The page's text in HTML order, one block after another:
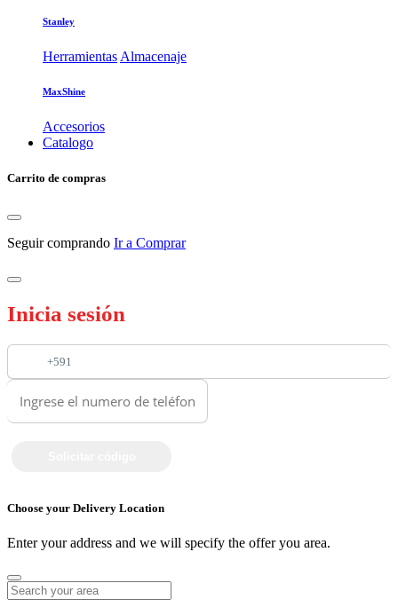
Stanley
Herramientas Almacenaje
MaxShine
Accesorios
Catalogo
Carrito de compras
Seguir comprando Ir a Comprar
Inicia sesión
+591
Choose your Delivery Location
Enter your address and we will specify the offer you area.